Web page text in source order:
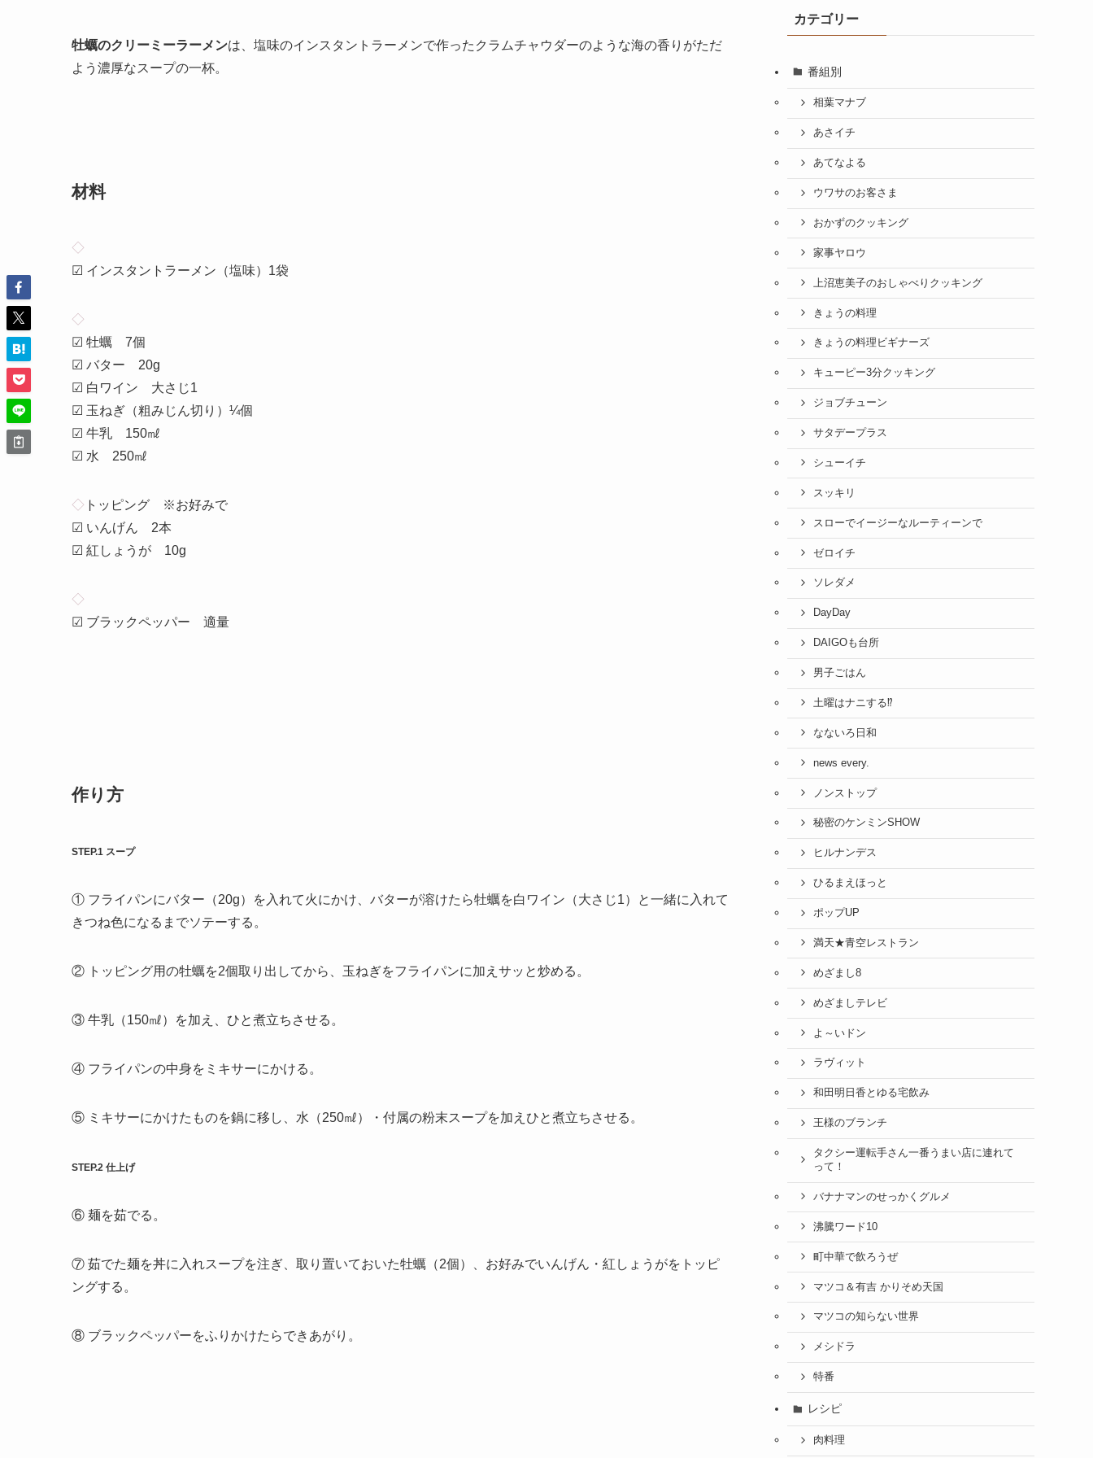
牡蠣のクリーミーラーメンは、塩味のインスタントラーメンで作ったクラムチャウダーのような海の香りがただ
よう濃厚なスープの一杯。
材料
◇
☑ インスタントラーメン（塩味）1袋
◇
☑ 牡蠣 7個
☑ バター 20g
☑ 白ワイン 大さじ1
☑ 玉ねぎ（粗みじん切り）¼個
☑ 牛乳 150㎖
☑ 水 250㎖
◇ トッピング ※お好みで
☑ いんげん 2本
☑ 紅しょうが 10g
◇
☑ ブラックペッパー 適量
作り方
STEP.1 スープ
① フライパンにバター（20g）を入れて火にかけ、バターが溶けたら牡蠣を白ワイン（大さじ1）と一緒に入れて
きつね色になるまでソテーする。
② トッピング用の牡蠣を2個取り出してから、玉ねぎをフライパンに加えサッと炒める。
③ 牛乳（150㎖）を加え、ひと煮立ちさせる。
④ フライパンの中身をミキサーにかける。
⑤ ミキサーにかけたものを鍋に移し、水（250㎖）・付属の粉末スープを加えひと煮立ちさせる。
STEP.2 仕上げ
⑥ 麺を茹でる。
⑦ 茹でた麺を丼に入れスープを注ぎ、取り置いておいた牡蠣（2個）、お好みでいんげん・紅しょうがをトッピ
ングする。
⑧ ブラックペッパーをふりかけたらできあがり。
カテゴリー
番組別
相葉マナブ
あさイチ
あてなよる
ウワサのお客さま
おかずのクッキング
家事ヤロウ
上沼恵美子のおしゃべりクッキング
きょうの料理
きょうの料理ビギナーズ
キューピー3分クッキング
ジョブチューン
サタデープラス
シューイチ
スッキリ
スローでイージーなルーティーンで
ゼロイチ
ソレダメ
DayDay
DAIGOも台所
男子ごはん
土曜はナニする⁉
なないろ日和
news every.
ノンストップ
秘密のケンミンSHOW
ヒルナンデス
ひるまえほっと
ポップUP
満天★青空レストラン
めざまし8
めざましテレビ
よ～いドン
ラヴィット
和田明日香とゆる宅飲み
王様のブランチ
タクシー運転手さん一番うまい店に連れて
って！
バナナマンのせっかくグルメ
沸騰ワード10
町中華で飲ろうぜ
マツコ＆有吉 かりそめ天国
マツコの知らない世界
メシドラ
特番
レシピ
肉料理